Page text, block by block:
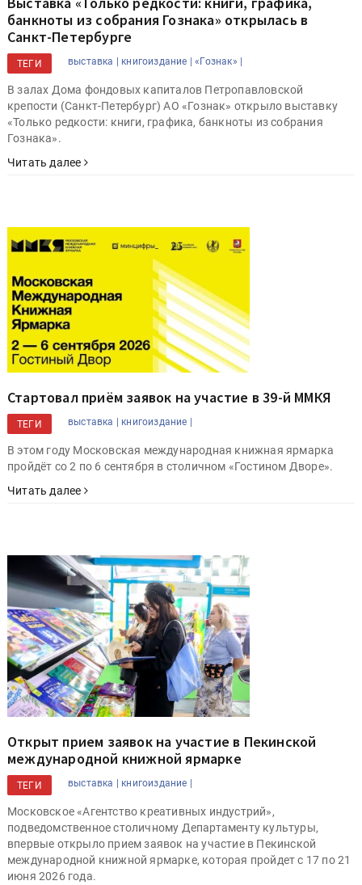
банкноты из собрания Гознака» открылась в
Санкт-Петербурге
ТЕГИ выставка | книгоиздание | «Гознак» |
В залах Дома фондовых капиталов Петропавловской
крепости (Санкт-Петербург) АО «Гознак» открыло выставку
«Только редкости: книги, графика, банкноты из собрания
Гознака».
Читать далее
Стартовал приём заявок на участие в 39-й ММКЯ
ТЕГИ выставка | книгоиздание |
В этом году Московская международная книжная ярмарка
пройдёт со 2 по 6 сентября в столичном «Гостином Дворе».
Читать далее
Открыт прием заявок на участие в Пекинской
международной книжной ярмарке
ТЕГИ выставка | книгоиздание |
Московское «Агентство креативных индустрий»,
подведомственное столичному Департаменту культуры,
впервые открыло прием заявок на участие в Пекинской
международной книжной ярмарке, которая пройдет с 17 по 21
июня 2026 года.